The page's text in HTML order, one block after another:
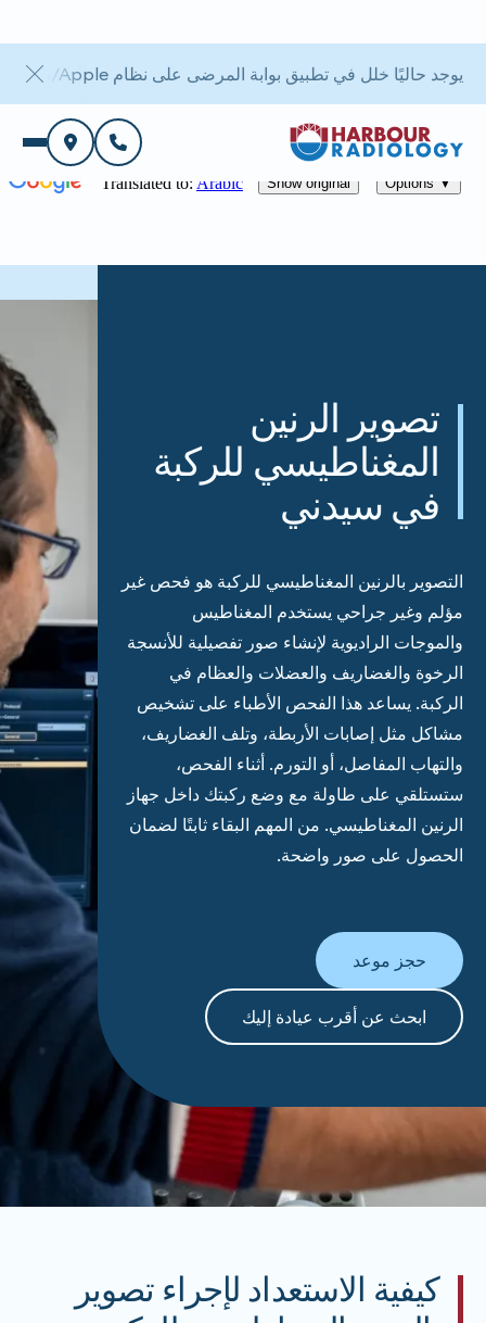
تصوير الرنين
المغناطيسي للركبة
في سيدني
التصوير بالرنين المغناطيسي للركبة هو فحص غير
مؤلم وغير جراحي يستخدم المغناطيس
والموجات الراديوية لإنشاء صور تفصيلية للأنسجة
الرخوة والغضاريف والعضلات والعظام في
الركبة. يساعد هذا الفحص الأطباء على تشخيص
مشاكل مثل إصابات الأربطة، وتلف الغضاريف،
والتهاب المفاصل، أو التورم. أثناء الفحص،
ستستلقي على طاولة مع وضع ركبتك داخل جهاز
الرنين المغناطيسي. من المهم البقاء ثابتًا لضمان
الحصول على صور واضحة.
حجز موعد
ابحث عن أقرب عيادة إليك
كيفية الاستعداد لإجراء تصوير
يوجد حاليًا خلل في تطبيق بوابة المرضى على نظام iOS/Apple. أما بوابة الويب فهي متاحة.